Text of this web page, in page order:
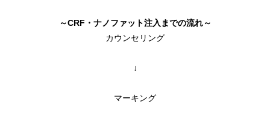
～CRF・ナノファット注入までの流れ～
カウンセリング
↓
マーキング